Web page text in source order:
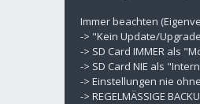
Immer beachten
-> "Kein Update/
-> SD Card IMMER als
-> SD Card NIE als
-> Einstellungen nie
-> REGELMÄSSIGE